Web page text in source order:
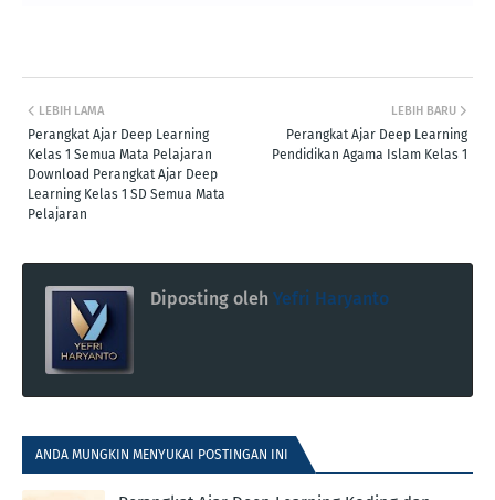
LEBIH BARU
Perangkat Ajar Deep Learning
Pendidikan Agama Islam Kelas 1
LEBIH LAMA
Perangkat Ajar Deep Learning
Kelas 1 Semua Mata Pelajaran
Download Perangkat Ajar Deep
Learning Kelas 1 SD Semua Mata
Pelajaran
Diposting oleh Yefri Haryanto
ANDA MUNGKIN MENYUKAI POSTINGAN INI